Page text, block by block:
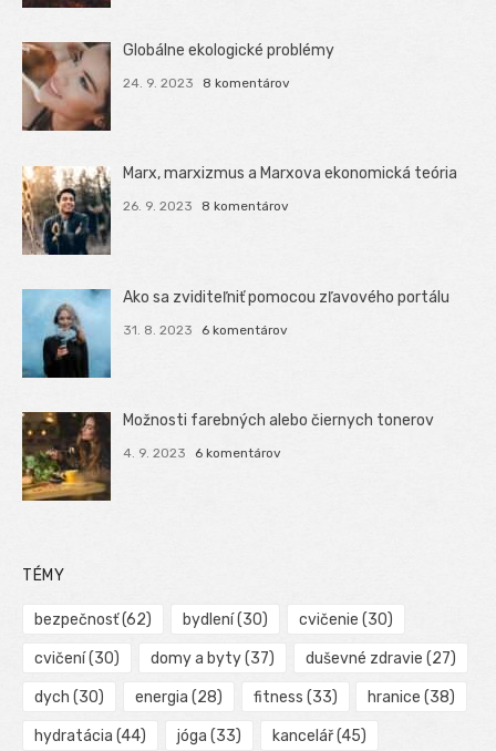
Globálne ekologické problémy
24. 9. 2023 8 komentárov
Marx, marxizmus a Marxova ekonomická teória
26. 9. 2023 8 komentárov
Ako sa zviditeľniť pomocou zľavového portálu
31. 8. 2023 6 komentárov
Možnosti farebných alebo čiernych tonerov
4. 9. 2023 6 komentárov
TÉMY
bezpečnosť(62) bydlení(30) cvičenie (30)
cvičení(30) domy a byty(37) duševné zdravie (27)
dych (30) energia (28) fitness (33) hranice (38)
hydratácia (44) jóga (33) kancelář(45)